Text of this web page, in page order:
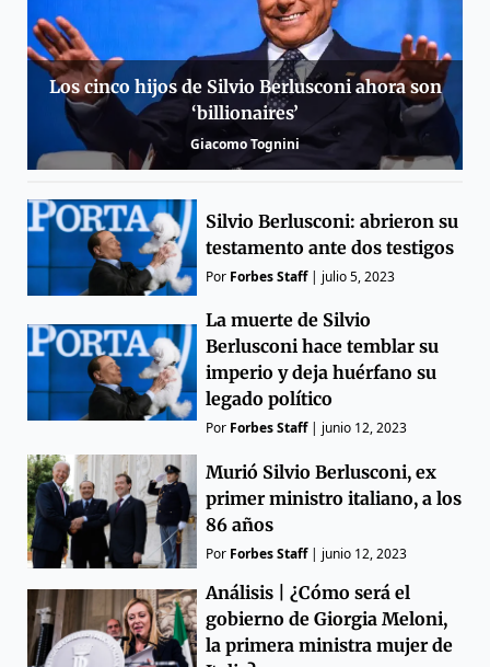
Los cinco hijos de Silvio Berlusconi ahora son
‘billionaires’
Giacomo Tognini
Silvio Berlusconi: abrieron su
testamento ante dos testigos
Por Forbes Staff| julio 5, 2023
La muerte de Silvio
Berlusconi hace temblar su
imperio y deja huérfano su
legado político
Por Forbes Staff| junio 12, 2023
Murió Silvio Berlusconi, ex
primer ministro italiano, a los
86 años
Por Forbes Staff| junio 12, 2023
Análisis | ¿Cómo será el
gobierno de Giorgia Meloni,
la primera ministra mujer de